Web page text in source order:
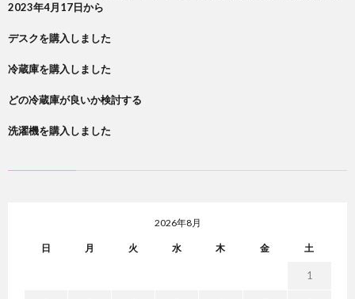
2023年4月17日から
デスクを購入しました
冷蔵庫を購入しました
どの冷蔵庫が良いか検討する
洗濯機を購入しました
2026年8月
日 月 火 水 木 金 土
1